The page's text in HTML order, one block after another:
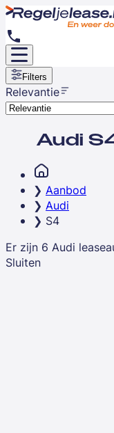
Filters
Relevantie
Audi
Aanbod
Audi
S4
Er zijn 6 Audi
Sluiten